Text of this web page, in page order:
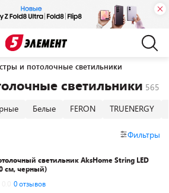
и потолочные светильники
светильники
Белые FERON TRUENERGY
Фильтры
светильник AksHome String LED
см, черный)
0 отзывов